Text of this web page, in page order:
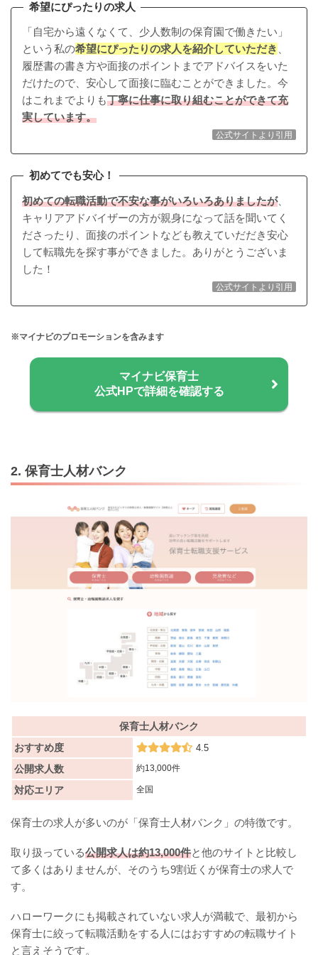
希望にぴったりの求人
「自宅から遠くなくて、少人数制の保育園で働きたい」
という私の希望にぴったりの求人を紹介していただき
履歴書の書き方や面接のポイントまでアドバイスをいた
だけたので、安心して面接に臨むことができました。今
はこれまでよりも丁寧に仕事に取り組むことができて充
実しています。
公式サイトより引用
初めてでも安心！
初めての転職活動で不安な事がいろいろありましたが、
キャリアアドバイザーの方が親身になって話を聞いてく
ださったり、面接のポイントなども教えていだだき安心
して転職先を探す事ができました。ありがとうございま
した！
公式サイトより引用
※マイナビのプロモーションを含みます
マイナビ保育士
公式HPで詳細を確認する
2. 保育士人材バンク
保育士人材バンク
おすすめ度
4.5
公開求人数 約13,000件
対応エリア 全国
保育士の求人が多いのが「保育士人材バンク」の特徴です。
取り扱っている公開求人は約13,000件と他のサイトと比較し
て多くはありませんが、そのうち9割近くが保育士の求人で
す。
ハローワークにも掲載されていない求人が満載で、最初から
保育士に絞って転職活動をする人にはおすすめの転職サイト
と言えそうです。